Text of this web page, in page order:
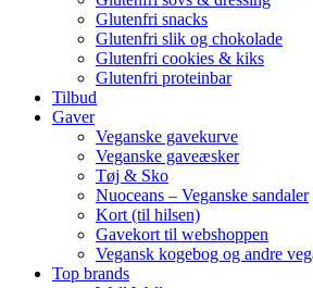
Glutenfri snacks
Glutenfri slik og chokolade
Glutenfri cookies & kiks
Glutenfri proteinbar
Tilbud
Gaver
Veganske gavekurve
Veganske gaveæsker
Tøj & Sko
Nuoceans – Veganske sandaler
Kort (til hilsen)
Gavekort til webshoppen
Vegansk kogebog og andre
Top brands